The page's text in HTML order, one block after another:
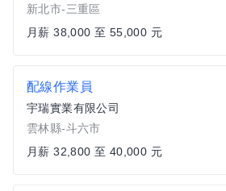
新北市-三重區
月薪 38,000 至 55,000 元
配線作業員
宇瑞實業有限公司
雲林縣-斗六市
月薪 32,800 至 40,000 元